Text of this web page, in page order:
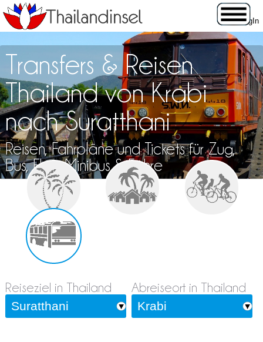
Transfers & Reisen
Thailand von Krabi
nach Suratthani
Reisen, Fahrpläne und Tickets für Zug,
Bus, Flug, Minibus & Fähre
Reiseziel in Thailand Abreiseort in Thailand